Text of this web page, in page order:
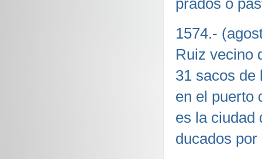
prados o
1574.-
Ruiz vecino
31 sacos de
en el puerto
es la ciudad
ducados